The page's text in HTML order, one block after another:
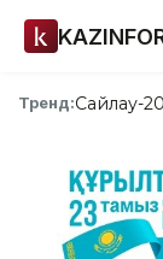
Тренд:Сайлау-